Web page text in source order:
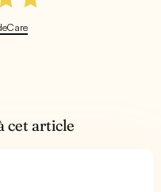
cet article